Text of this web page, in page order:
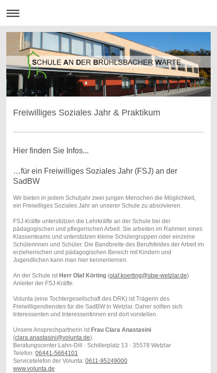
Freiwilliges Soziales Jahr & Praktikum
Hier finden Sie Infos...
…für ein Freiwilliges Soziales Jahr (FSJ) an der
SadBW
Wir bieten in jedem Schuljahr zwei jungen Menschen die Möglichkeit,
ein Freiwilliges Soziales Jahr an unserer Schule zu absolvieren.
FSJ-Kräfte unterstützen die Lehrkräfte an der Schule bei der
pädagogischen und pflegerischen Arbeit. Sie arbeiten im Rahmen eines
Klassenteams und unterstützen kleine Schülergruppen oder einzelne
Schülerinnen und Schüler. Die Bandbreite des Berufsfeldes der Arbeit im
erzieherischen und pädagogischen Bereich mit Kindern und
Jugendlichen kann man hier kennenlernen.
An der Schule ist Herr Olaf Körting(olaf.koerting@sbw-wetzlar.de)
Anleiter der FSJ-Kräfte.
Volunta (eine Tochtergesellschaft des DRK) ist Trägerin des
Freiwilligendienstes für die SadBW in Wetzlar. Daher sollten sich
Interessenten und Interessentinnen erst dort vorstellen.
Unsere Ansprechpartnerin ist Frau Clara Anastasini
(clara.anastasini@volunta.de).
Beratungscenter Lahn-Dill · Schillerplatz 13 · 35578 Wetzlar
Telefon: 06441-5664101
Servicetelefon der Volunta: 0611-95249000
www.volunta.de